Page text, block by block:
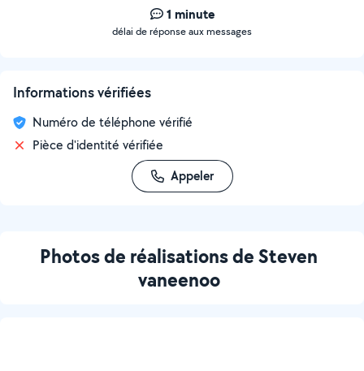
1 minute
délai de réponse aux messages
Informations vérifiées
Numéro de téléphone vérifié
Pièce d'identité vérifiée
Appeler
Photos de réalisations de Steven
vaneenoo